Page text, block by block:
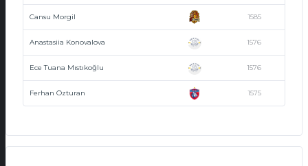
Cansu Morgil 1585
Anastasiia Konovalova 1576
Ece Tuana Mıstıkoğlu 1576
Ferhan Özturan 1575